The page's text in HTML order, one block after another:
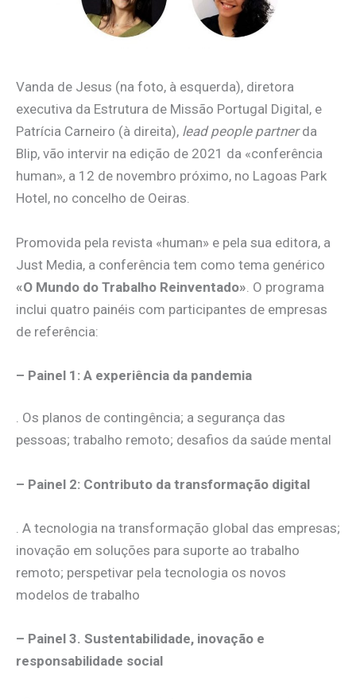
Vanda de Jesus (na foto, à esquerda), diretora
executiva da Estrutura de Missão Portugal Digital, e
Patrícia Carneiro (à direita), lead people partnerda
Blip, vão intervir na edição de 2021 da «conferência
human», a 12 de novembro próximo, no Lagoas Park
Hotel, no concelho de Oeiras.
Promovida pela revista «human» e pela sua editora, a
Just Media, a conferência tem como tema genérico
«O Mundo do Trabalho Reinventado» . O programa
inclui quatro painéis com participantes de empresas
de referência:
– Painel 1: A experiência da pandemia
. Os planos de contingência; a segurança das
pessoas; trabalho remoto; desafios da saúde mental
– Painel 2: Contributo da transformação digital
. A tecnologia na transformação global das empresas;
inovação em soluções para suporte ao trabalho
remoto; perspetivar pela tecnologia os novos
modelos de trabalho
– Painel 3. Sustentabilidade, inovação e
responsabilidade social